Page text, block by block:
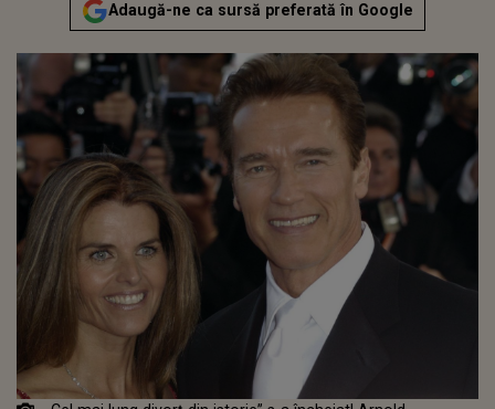
Adaugă-ne ca sursă preferată în Google